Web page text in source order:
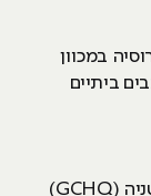
במכוון
ביתיים
מנהל מטה התקשורת הממשלתית של בריטניה (GCHQ)